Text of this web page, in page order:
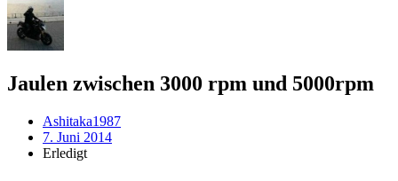
Jaulen zwischen 3000 rpm und 5000rpm
Ashitaka1987
7. Juni 2014
Erledigt